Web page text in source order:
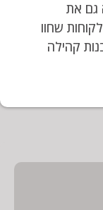
גם את
שחוו
קהילה